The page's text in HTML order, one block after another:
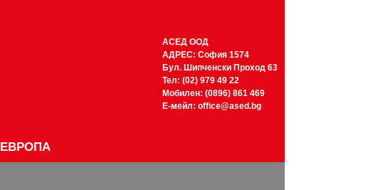
АСЕД ООД
АДРЕС: София 1574
Бул. Шипченски Проход 63
Тел: (02) 979 49 22
Мобилен: (0896) 861 469
Е-мейл: office@ased.bg